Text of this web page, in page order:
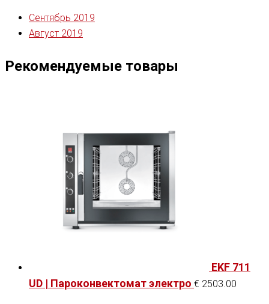
Сентябрь 2019
Август 2019
Рекомендуемые товары
EKF 711
UD | Пароконвектомат электро € 2503.00